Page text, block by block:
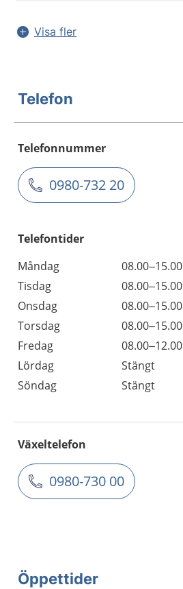
Visa fler
Telefon
Telefonnummer
0980-732 20
Telefontider
Måndag
08.00–15.00
Tisdag
08.00–15.00
Onsdag
08.00–15.00
Torsdag
08.00–15.00
Fredag
08.00–12.00
Lördag
Stängt
Söndag
Stängt
Växeltelefon
0980-730 00
Öppettider